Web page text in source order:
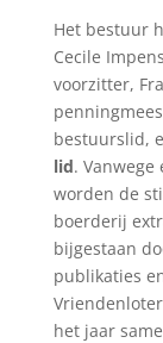
Het bestuur
Cecile
voorzitter,
bestuurslid,
lid.
worden de
boerderij
bijgestaan
publikaties
het jaar